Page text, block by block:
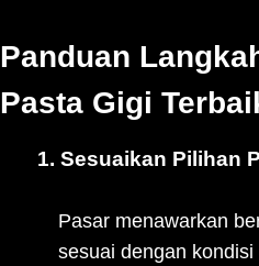
Panduan
Pasta Gigi
1. Sesuaikan Pilihan
Pasar menawarkan
sesuai dengan